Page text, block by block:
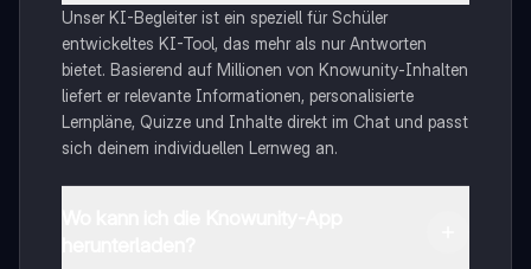
Unser KI-Begleiter ist ein speziell für Schüler
entwickeltes KI-Tool, das mehr als nur Antworten
bietet. Basierend auf Millionen von Knowunity-Inhalten
liefert er relevante Informationen, personalisierte
Lernpläne, Quizze und Inhalte direkt im Chat und passt
sich deinem individuellen Lernweg an.